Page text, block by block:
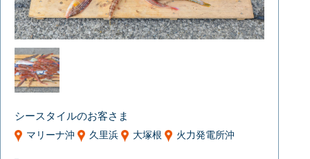
シースタイルのお客さま
マリーナ沖 久里浜 大塚根 火力発電所沖